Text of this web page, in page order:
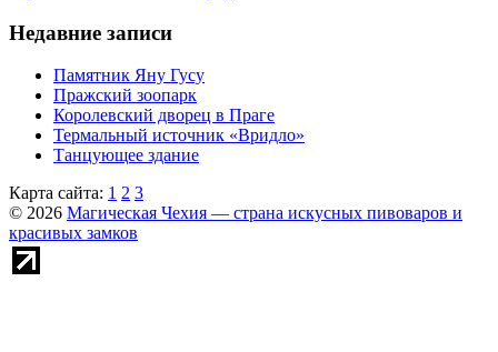
Недавние записи
Памятник Яну Гусу
Пражский зоопарк
Королевский дворец в Праге
Термальный источник «Вридло»
Танцующее здание
Карта сайта: 1 2 3
© 2026 Магическая Чехия — страна искусных пивоваров и
красивых замков